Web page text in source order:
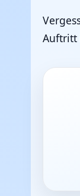
Auftritt